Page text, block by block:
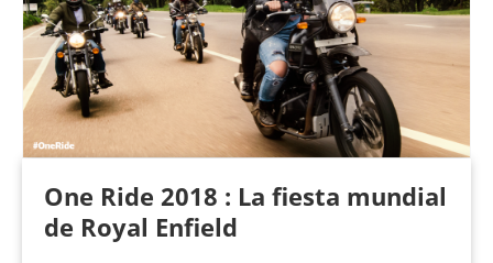
One Ride 2018 : La fiesta mundial
de Royal Enfield